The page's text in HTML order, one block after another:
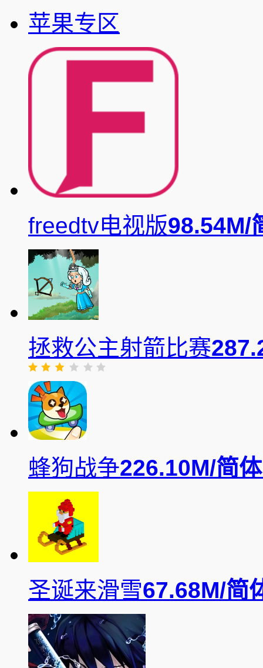
苹果专区
freedtv电视版98.54M/
拯救公主射箭比赛
蜂狗战争226.10M/简
圣诞来滑雪67.68M/简